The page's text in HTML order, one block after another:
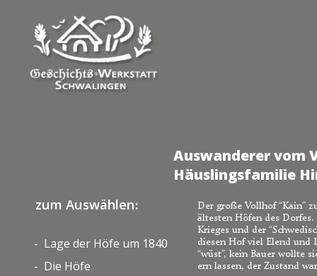
Auswanderer vom
Häuslingsfamilie
Der große Vollhof “Kain”
ältesten Höfen des
Krieges und der
diesen Hof viel Elend und
“wüst”, kein Bauer wollte
ern lassen, der Zustand
- Lage der Höfe um 1840
- Die Höfe
zum Auswählen: